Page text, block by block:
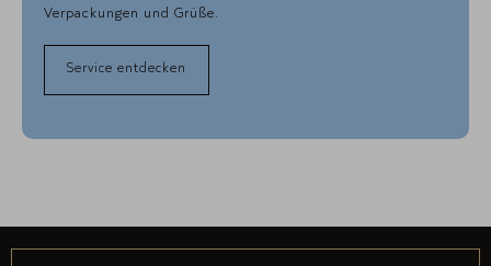
Verpackungen und Grüße.
Service entdecken